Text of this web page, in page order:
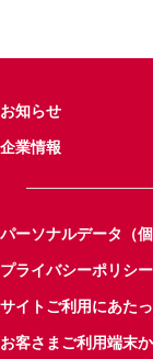
お知らせ
企業情報
パーソナルデータ（
プライバシーポリシー
サイトご利用にあた
お客さまご利用端末